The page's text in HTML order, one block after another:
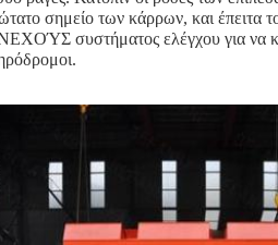
σημείο των κάρρων, και
συστήματος ελέγχου για να